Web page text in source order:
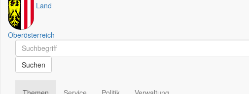
Land
Oberösterreich
Schnellsuche
Schnellsuche
Suchen